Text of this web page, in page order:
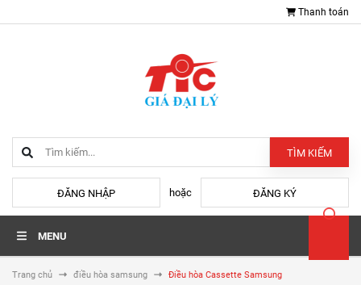
Thanh toán
TÌM KIẾM
ĐĂNG NHẬP hoặc ĐĂNG KÝ
MENU
Trang chủ điều hòa samsung
Điều hòa Cassette Samsung